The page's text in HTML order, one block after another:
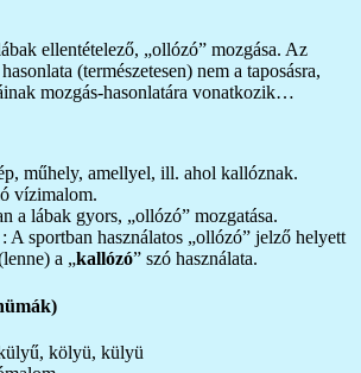
ellentételező, „ollózó” mozgása. Az
(természetesen) nem a taposásra,
mozgás-hasonlatára vonatkozik…
műhely, amellyel, ill. ahol kallóznak.
vízimalom.
a lábak gyors, „ollózó” mozgatása.
A sportban használatos „ollózó” jelző helyett
a „kallózó” szó használata.
kölyü, külyü